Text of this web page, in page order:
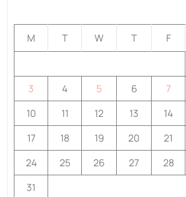
M
T W T F
3
4 5 6 7
10
11 12 13 14
17
18 19 20 21
24
25 26 27 28
31